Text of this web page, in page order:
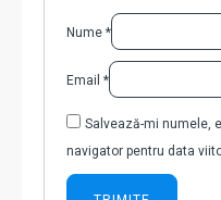
Nume *
Email *
Salvează-mi numele,
navigator pentru data